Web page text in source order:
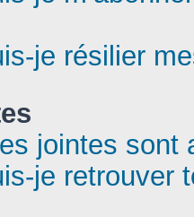
je résilier
jointes sont
je retrouver